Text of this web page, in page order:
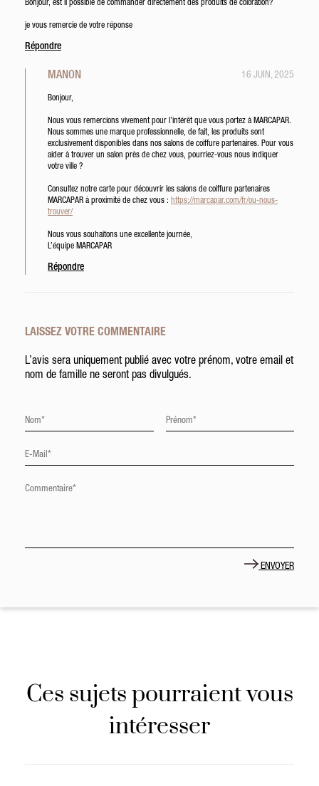
Bonjour, est il possible de commander directement des produits de coloration?
je vous remercie de votre réponse
Répondre
MANON 16 JUIN, 2025
Bonjour,
Nous vous remercions vivement pour l’intérêt que vous portez à MARCAPAR.
Nous sommes une marque professionnelle, de fait, les produits sont
exclusivement disponibles dans nos salons de coiffure partenaires. Pour vous
aider à trouver un salon près de chez vous, pourriez-vous nous indiquer
votre ville ?
Consultez notre carte pour découvrir les salons de coiffure partenaires
MARCAPAR à proximité de chez vous : https://marcapar.com/fr/ou-nous-
trouver/
Nous vous souhaitons une excellente journée,
L’équipe MARCAPAR
Répondre
LAISSEZ VOTRE COMMENTAIRE
L’avis sera uniquement publié avec votre prénom, votre email et
nom de famille ne seront pas divulgués.
ENVOYER
Ces sujets pourraient vous
intéresser